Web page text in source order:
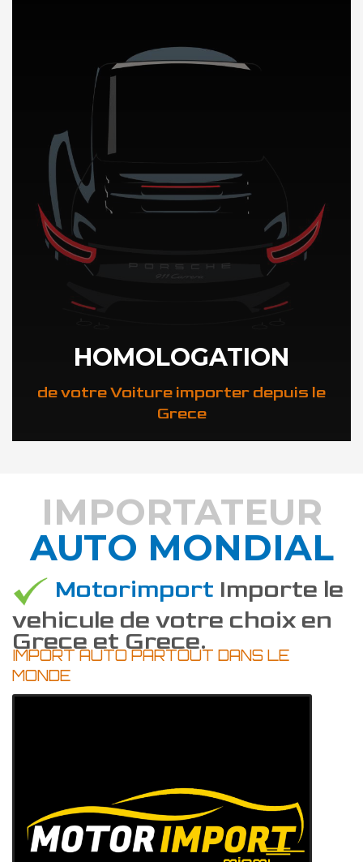
DÉCOUVREZ NOTRE IMPORTATION AUTO en Grece
HOMOLOGATION
de votre Voiture importer depuis le
Grece
DÉCOUVREZ COMMENT
IMPORTATEUR
AUTO MONDIAL
Motorimport Importe le
vehicule de votre choix en
Grece et Grece.
IMPORT AUTO PARTOUT DANS LE
MONDE